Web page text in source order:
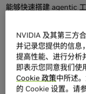
能够快速搭建 agentic
可复现的 Linux 发行版
部署。
Jetson agent 技能通过
置、优化和评估 Jetson
bring-up 实现自定义载
NVIDIA 及其第三方
并记录您提供的信息
提高性能、进行分析
即表示您同意我们使
Cookie 政策中所述
的 Cookie 设置。请